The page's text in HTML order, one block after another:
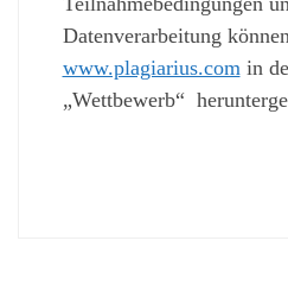
Datenverarbeitung
www.plagiarius.comin
„Wettbewerb“